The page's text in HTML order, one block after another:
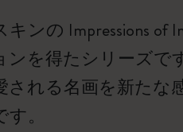
キンの Impressions
ンを得たシリーズで
される名画を新たな
。